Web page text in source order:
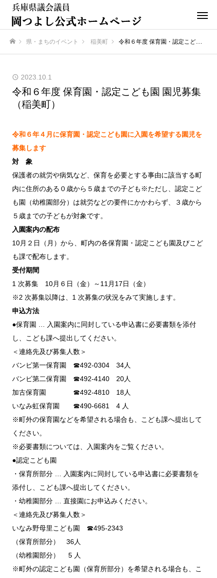
県・まちのイベント 稲美町 令和６年度 保育園・認定こども園 園児募集（稲美町）
2023.10.1
令和６年度 保育園・認定こども園 園児募集
（稲美町）
令和６年４月に保育園・認定こども園に入園を希望する園児を
募集します
対 象
保護者の就労や病気など、保育を必要とする事由に該当する町
内に住所のある０歳から５歳までの子ども※ただし、認定こど
も園（幼稚園部分）は就労などの要件にかかわらず、３歳から
５歳までの子どもが対象です。
入園案内の配布
10月２日（月）から、町内の各保育園・認定こども園及びこど
も課で配布します。
受付期間
1 次募集 10月６日（金）～11月17日（金）
※2 次募集以降は、1 次募集の状況をみて実施します。
申込方法
●保育園 … 入園案内に同封している申込書に必要書類を添付
し、こども課へ提出してください。
＜連絡先及び募集人数＞
バンビ第一保育園 ☎492-0304 34人
バンビ第二保育園 ☎492-4140 20人
加古保育園 ☎492-4810 18人
いなみ虹保育園 ☎490-6681 4 人
※町外の保育園などを希望される場合も、こども課へ提出して
ください。
※必要書類については、入園案内をご覧ください。
●認定こども園
・保育所部分 … 入園案内に同封している申込書に必要書類を
添付し、こども課へ提出してください。
・幼稚園部分 … 直接園にお申込みください。
＜連絡先及び募集人数＞
いなみ野母里こども園 ☎495-2343
（保育所部分） 36人
（幼稚園部分） 5 人
※町外の認定こども園（保育所部分）を希望される場合も、こ